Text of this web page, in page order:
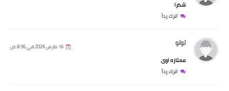
شكرا
اترك رداً
لولو 16 مارس 2026 في 8:36 ص
ممتازه اوى
اترك رداً